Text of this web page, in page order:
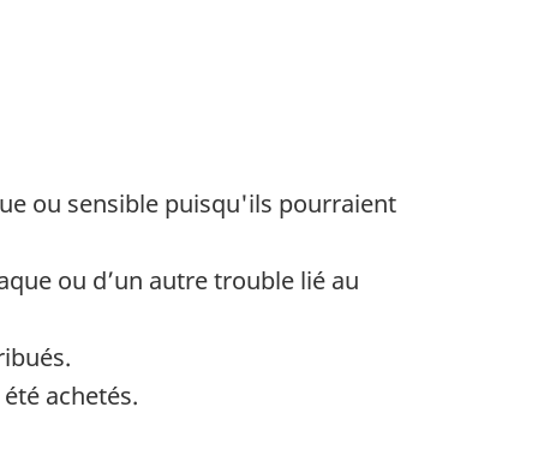
ou sensible puisqu'ils pourraient
ou d’un autre trouble lié au
achetés.